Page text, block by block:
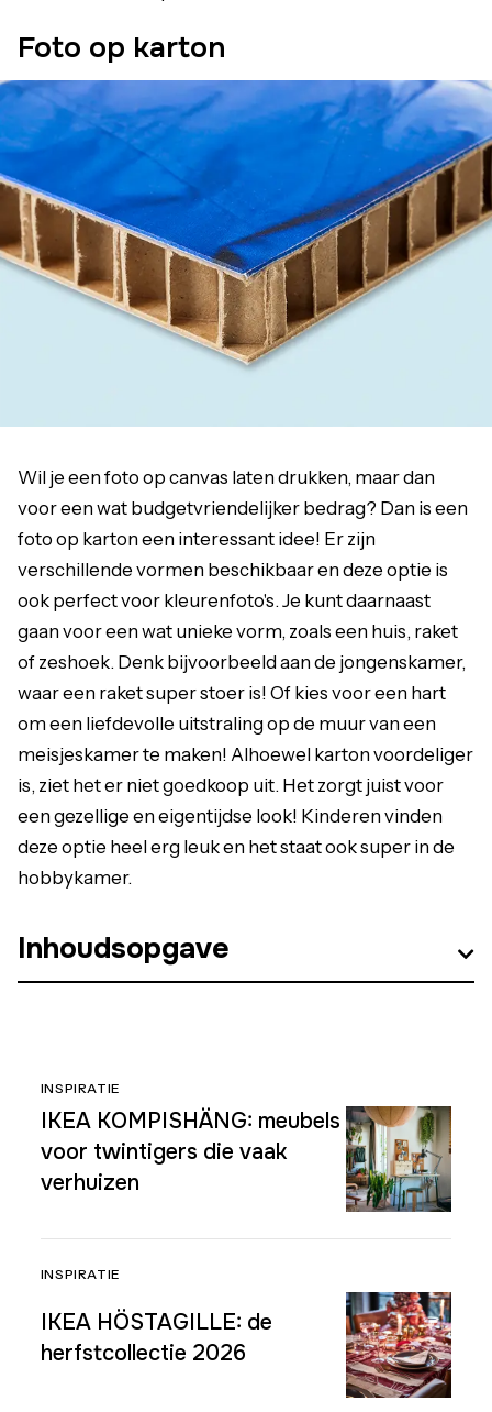
Foto op karton
Wil je een foto op canvas laten drukken, maar dan
voor een wat budgetvriendelijker bedrag? Dan is een
foto op karton een interessant idee! Er zijn
verschillende vormen beschikbaar en deze optie is
ook perfect voor kleurenfoto's. Je kunt daarnaast
gaan voor een wat unieke vorm, zoals een huis, raket
of zeshoek. Denk bijvoorbeeld aan de jongenskamer,
waar een raket super stoer is! Of kies voor een hart
om een liefdevolle uitstraling op de muur van een
meisjeskamer te maken! Alhoewel karton voordeliger
is, ziet het er niet goedkoop uit. Het zorgt juist voor
een gezellige en eigentijdse look! Kinderen vinden
deze optie heel erg leuk en het staat ook super in de
hobbykamer.
Inhoudsopgave
INSPIRATIE
IKEA KOMPISHÄNG: meubels
voor twintigers die vaak
verhuizen
INSPIRATIE
IKEA HÖSTAGILLE: de
herfstcollectie 2026